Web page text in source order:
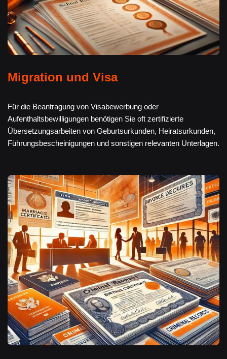
Migration und Visa
Für die Beantragung von Visabewerbung oder
Aufenthaltsbewilligungen benötigen Sie oft zertifizierte
Übersetzungsarbeiten von Geburtsurkunden, Heiratsurkunden,
Führungsbescheinigungen und sonstigen relevanten Unterlagen.